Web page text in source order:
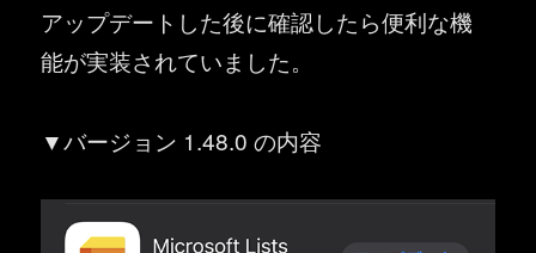
アップデートした後に確認したら便利な機
能が実装されていました。
▼バージョン 1.48.0 の内容